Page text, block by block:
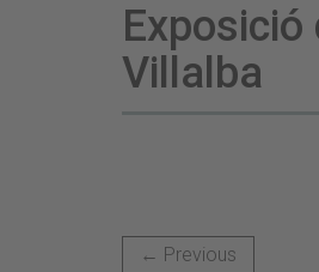
Villalba
← Previous